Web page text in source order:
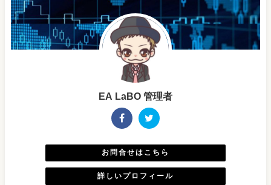
EA LaBO 管理者
お問合せはこちら
詳しいプロフィール